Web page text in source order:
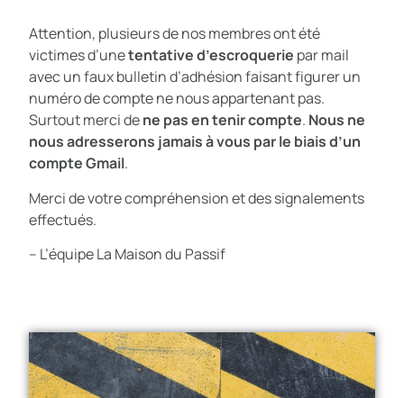
Attention, plusieurs de nos membres ont été
victimes d’unetentative d’escroquerie par mail
avec un faux bulletin d’adhésion faisant figurer un
numéro de compte ne nous appartenant pas.
Surtout merci dene pas en tenir compte. Nous ne
nous adresserons jamais à vous par le biais d’un
compte Gmail.
Merci de votre compréhension et des signalements
effectués.
– L’équipe La Maison du Passif